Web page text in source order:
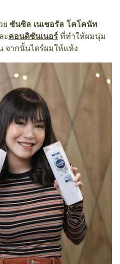
ย ซันซิล เนเชอรัล โคโคนัท
ะคอนดิชันเนอร์ ที่ทำให้ผมนุ่ม
จากนั้นไดร์ผมให้แห้ง